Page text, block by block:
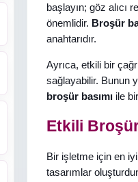
başlayın; göz alıcı
önemlidir. Broşür
anahtarıdır.
Ayrıca, etkili bir
sağlayabilir. Bunun
broşür basımı ile
Etkili Broşür
Bir işletme için en iyi
tasarımlar